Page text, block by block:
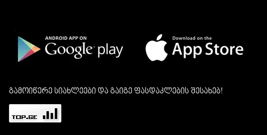
გამოიწერე სიახლეები და გაიგე ფასდაკლების შესახებ!